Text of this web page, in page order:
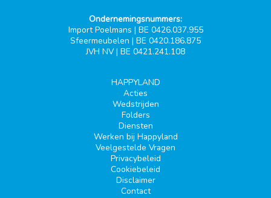
Ondernemingsnummers:
Import Poelmans | BE 0426.037.955
Sfeermeubelen | BE 0420.186.875
JVH NV | BE 0421.241.108
HAPPYLAND
Acties
Wedstrijden
Folders
Diensten
Werken bij Happyland
Veelgestelde Vragen
Privacybeleid
Cookiebeleid
Disclaimer
Contact